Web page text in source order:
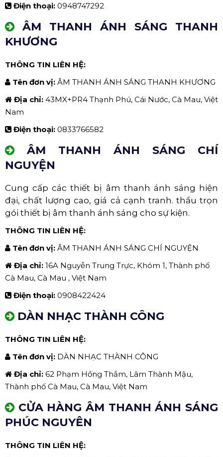
Điện thoại: 0948747292
ÂM THANH ÁNH SÁNG THANH
KHƯƠNG
THÔNG TIN LIÊN HỆ:
Tên đơn vị: ÂM THANH ÁNH SÁNG THANH KHƯƠNG
Địa chỉ: 43MX+PR4 Thạnh Phú, Cái Nước, Cà Mau, Việt
Nam
Điện thoại: 0833766582
ÂM THANH ÁNH SÁNG CHÍ
NGUYỆN
Cung cấp các thiết bị âm thanh ánh sáng hiện
đại, chất lượng cao, giá cả cạnh tranh. thầu trọn
gói thiết bị âm thanh ánh sáng cho sự kiện.
THÔNG TIN LIÊN HỆ:
Tên đơn vị: ÂM THANH ÁNH SÁNG CHÍ NGUYỆN
Địa chỉ: 16A Nguyễn Trung Trực, Khóm 1, Thành phố
Cà Mau, Cà Mau , Việt Nam
Điện thoại: 0908422424
DÀN NHẠC THÀNH CÔNG
THÔNG TIN LIÊN HỆ:
Tên đơn vị: DÀN NHẠC THÀNH CÔNG
Địa chỉ: 62 Phạm Hồng Thắm, Lâm Thành Mậu,
Thành phố Cà Mau, Cà Mau, Việt Nam
CỬA HÀNG ÂM THANH ÁNH SÁNG
PHÚC NGUYÊN
THÔNG TIN LIÊN HỆ: